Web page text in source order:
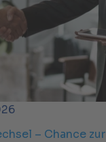
– Chance zur